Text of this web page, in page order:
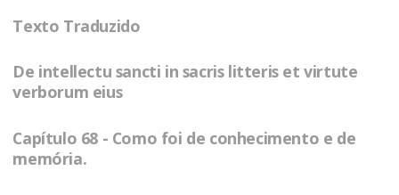
Texto Traduzido
De intellectu sancti in sacris litteris et virtute
verborum eius
Capítulo 68 - Como foi de conhecimento e de
memória.